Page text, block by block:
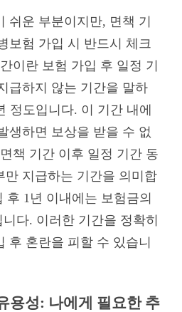
쉬운 부분이지만, 면책 기
보험 가입 시 반드시 체크
이란 보험 가입 후 일정 기
급하지 않는 기간을 말하
정도입니다. 이 기간 내에
생하면 보상을 받을 수 없
책 기간 이후 일정 기간 동
만 지급하는 기간을 의미합
후 1년 이내에는 보험금의
다. 이러한 기간을 정확히
후 혼란을 피할 수 있습니
용성: 나에게 필요한 추